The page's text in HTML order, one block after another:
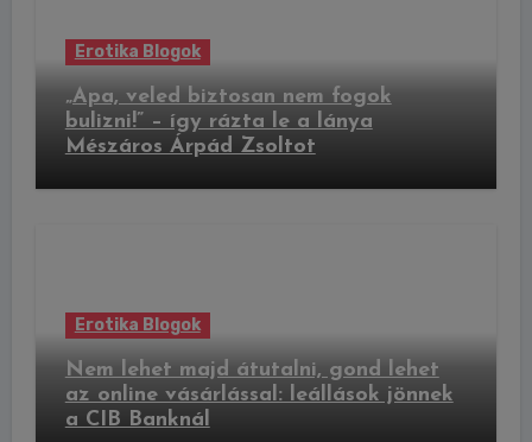
Erotika Blogok
„Apa, veled biztosan nem fogok
bulizni!” – így rázta le a lánya
Mészáros Árpád Zsoltot
Erotika Blogok
Nem lehet majd átutalni, gond lehet
az online vásárlással: leállások jönnek
a CIB Banknál